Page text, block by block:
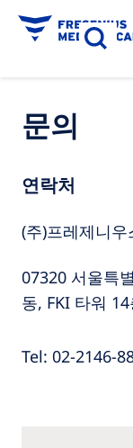
문의
연락처
(주)프레제니
07320 서울특
동, FKI 타워
Tel: 02-2146-